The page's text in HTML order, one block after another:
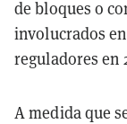
de bloques o
involucrados
reguladores en
A medida que